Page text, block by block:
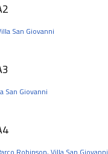
San Giovanni
San Giovanni
Robinson, Villa San Giovanni